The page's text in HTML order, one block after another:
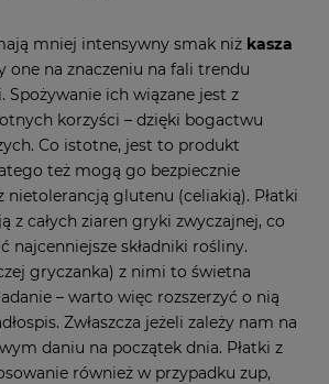
mniej intensywny smak niż kasza
one na znaczeniu na fali trendu
Spożywanie ich wiązane jest z
korzyści – dzięki bogactwu
Co istotne, jest to produkt
też mogą go bezpiecznie
nietolerancją glutenu (celiakią). Płatki
z całych ziaren gryki zwyczajnej, co
najcenniejsze składniki rośliny.
gryczanka) z nimi to świetna
– warto więc rozszerzyć o nią
Zwłaszcza jeżeli zależy nam na
daniu na początek dnia. Płatki z
również w przypadku zup,